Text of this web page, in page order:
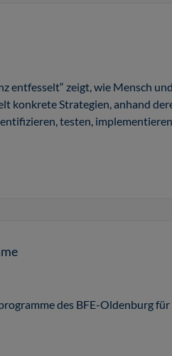
entfesselt“ zeigt, wie Mensch
konkrete Strategien, anhand
testen,
des BFE-Oldenburg